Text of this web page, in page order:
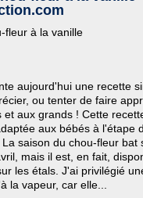
fleur à la vanille
aujourd'hui une recette
ou tenter de faire
et aux grands ! Cette
aux bébés à l'étape
saison du chou-fleur bat
mais il est, en fait,
les étals. J'ai privilégié
la vapeur, car elle...